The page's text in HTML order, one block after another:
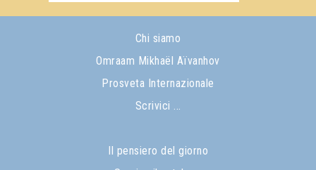
Chi siamo
Omraam Mikhaël Aïvanhov
Prosveta Internazionale
Scrivici ...
Il pensiero del giorno